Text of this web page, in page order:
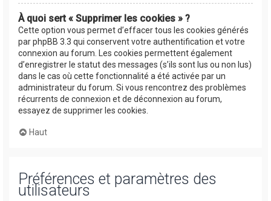
À quoi sert « Supprimer les cookies » ?
Cette option vous permet d’effacer tous les cookies générés
par phpBB 3.3 qui conservent votre authentification et votre
connexion au forum. Les cookies permettent également
d’enregistrer le statut des messages (s’ils sont lus ou non lus)
dans le cas où cette fonctionnalité a été activée par un
administrateur du forum. Si vous rencontrez des problèmes
récurrents de connexion et de déconnexion au forum,
essayez de supprimer les cookies.
Haut
Préférences et paramètres des
utilisateurs